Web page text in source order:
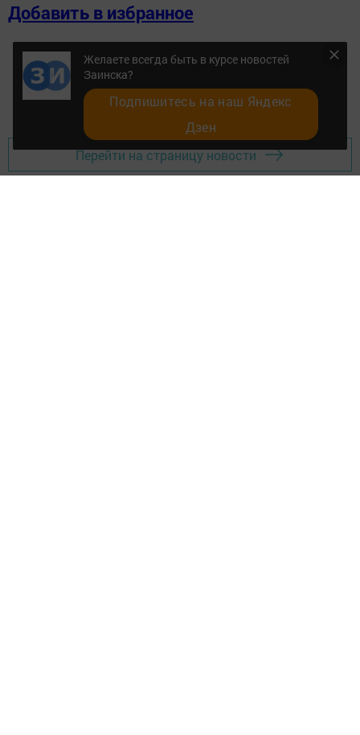
Добавить в избранное
Перейти на страницу новости
Желаете всегда быть в курсе новостей
Заинска?
Подпишитесь на наш Яндекс
Дзен